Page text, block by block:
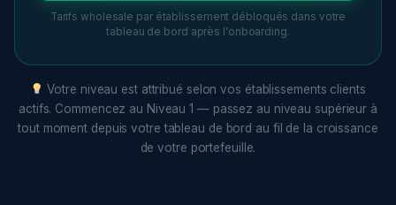
Tarifs wholesale par établissement débloqués dans votre
tableau de bord après l'onboarding.
Votre niveau est attribué selon vos établissements clients
actifs. Commencez au Niveau 1 — passez au niveau supérieur à
tout moment depuis votre tableau de bord au fil de la croissance
de votre portefeuille.